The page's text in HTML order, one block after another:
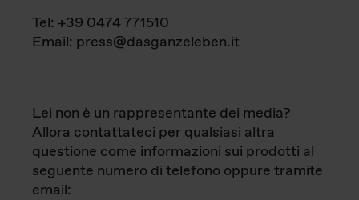
Tel: +39 0474 771510
Email: press@dasganzeleben.it
Lei non è un rappresentante dei media?
Allora contattateci per qualsiasi altra
questione come informazioni sui prodotti al
seguente numero di telefono oppure tramite
email: